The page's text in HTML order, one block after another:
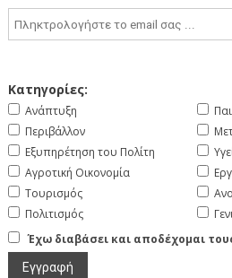
Κατηγορίες:
Ανάπτυξη
Περιβάλλον
Εξυπηρέτηση του Πολίτη
Αγροτική Οικονομία
Τουρισμός
Πολιτισμός
Έχω διαβάσει και αποδέχομαι